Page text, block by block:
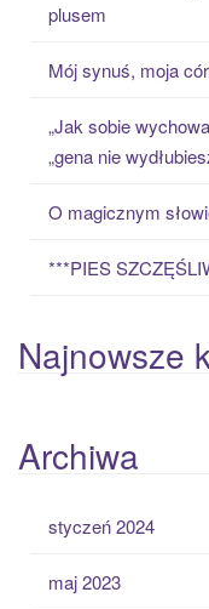
plusem
Mój synuś, moja
„Jak sobie
„gena nie
O magicznym
***PIES
Najnowsze
Archiwa
styczeń 2024
maj 2023